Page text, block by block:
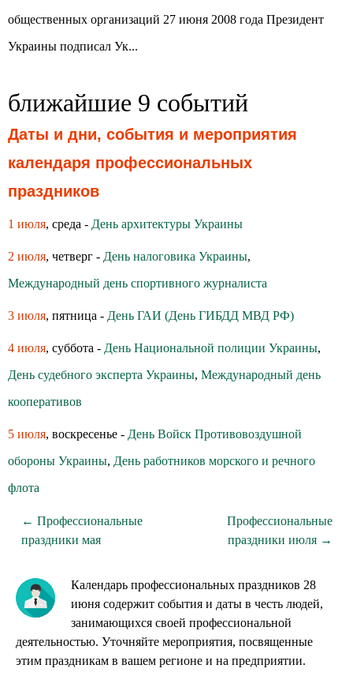
общественных организаций 27 июня 2008 года Президент
Украины подписал Ук...
ближайшие 9 событий
Даты и дни, события и мероприятия
календаря профессиональных
праздников
1 июля, среда - День архитектуры Украины
2 июля, четверг - День налоговика Украины,
Международный день спортивного журналиста
3 июля, пятница - День ГАИ (День ГИБДД МВД РФ)
4 июля, суббота - День Национальной полиции Украины,
День судебного эксперта Украины, Международный день
кооперативов
5 июля, воскресенье - День Войск Противовоздушной
обороны Украины, День работников морского и речного
флота
← Профессиональные
праздники мая
Профессиональные
праздники июля →
Календарь профессиональных праздников 28
июня содержит события и даты в честь людей,
занимающихся своей профессиональной
деятельностью. Уточняйте мероприятия, посвященные
этим праздникам в вашем регионе и на предприятии.